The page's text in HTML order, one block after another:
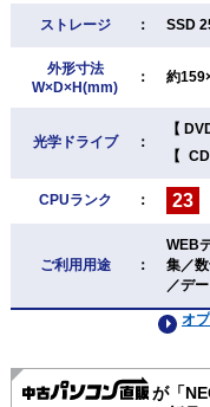
ストレージ ： SSD
外形寸法
W×D×H(mm)
： 約
光学ドライブ ：
【
【 CD
CPUランク ： 23
ご利用用途 ：
WEB
集／
／デ
オ
が「